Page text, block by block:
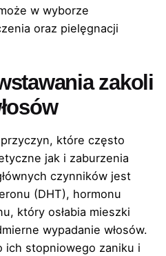
w wyborze
oraz pielęgnacji
zakoli
które często
jak i zaburzenia
czynników jest
(DHT), hormonu
który osłabia mieszki
wypadanie włosów.
ich stopniowego zaniku i